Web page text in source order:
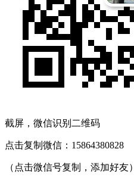
截屏，微信识别二维码
点击复制微信：15864380828
（点击微信号复制，添加好友）